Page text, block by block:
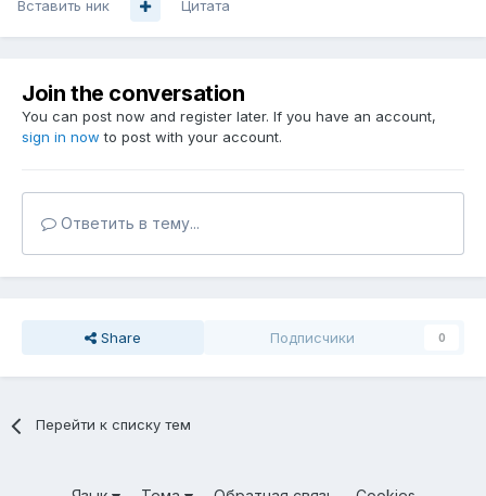
Вставить ник Цитата
Join the conversation
You can post now and register later. If you have an account,
sign in now to post with your account.
Ответить в тему...
Share Подписчики 0
Перейти к списку тем